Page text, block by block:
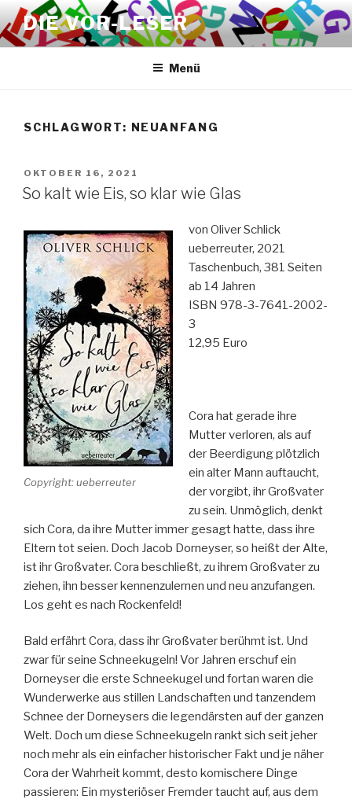
Zum
Inhalt
springen
DIE VOR-LESER
Menü
SCHLAGWORT: NEUANFANG
VERÖFFENTLICHT
AM
OKTOBER 16, 2021
So kalt wie Eis, so klar wie Glas
Copyright: ueberreuter
von Oliver Schlick
ueberreuter, 2021
Taschenbuch, 381 Seiten
ab 14 Jahren
ISBN 978-3-7641-2002-
3
12,95 Euro
Cora hat gerade ihre
Mutter verloren, als auf
der Beerdigung plötzlich
ein alter Mann auftaucht,
der vorgibt, ihr Großvater
zu sein. Unmöglich, denkt
sich Cora, da ihre Mutter immer gesagt hatte, dass ihre
Eltern tot seien. Doch Jacob Dorneyser, so heißt der Alte,
ist ihr Großvater. Cora beschließt, zu ihrem Großvater zu
ziehen, ihn besser kennenzulernen und neu anzufangen.
Los geht es nach Rockenfeld!
Bald erfährt Cora, dass ihr Großvater berühmt ist. Und
zwar für seine Schneekugeln! Vor Jahren erschuf ein
Dorneyser die erste Schneekugel und fortan waren die
Wunderwerke aus stillen Landschaften und tanzendem
Schnee der Dorneysers die legendärsten auf der ganzen
Welt. Doch um diese Schneekugeln rankt sich seit jeher
noch mehr als ein einfacher historischer Fakt und je näher
Cora der Wahrheit kommt, desto komischere Dinge
passieren: Ein mysteriöser Fremder taucht auf, aus dem